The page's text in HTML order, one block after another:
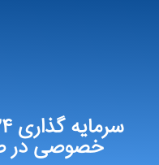
خصوصی در